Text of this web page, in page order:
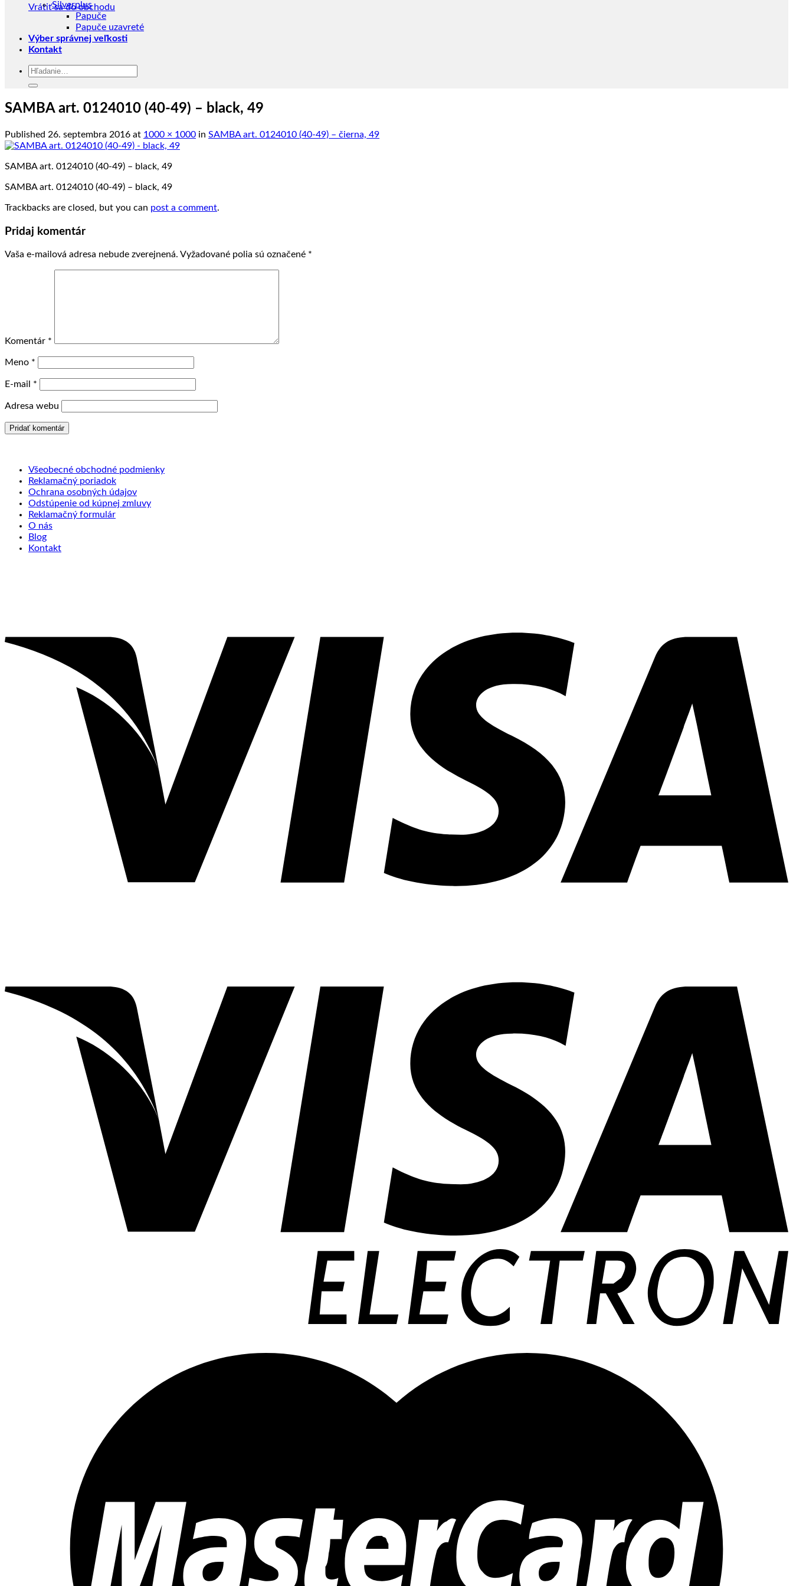
Vrátiť sa do obchodu
Silverplus
Papuče
Papuče uzavreté
Výber správnej veľkosti
Kontakt
Hľadať:
SAMBA art. 0124010 (40-49) – black, 49
Published 26. septembra 2016 at 1000 × 1000 in SAMBA art. 0124010 (40-49) – čierna, 49
SAMBA art. 0124010 (40-49) – black, 49
SAMBA art. 0124010 (40-49) – black, 49
Trackbacks are closed, but you can post a comment.
Pridaj komentár
Vaša e-mailová adresa nebude zverejnená. Vyžadované polia sú označené *
Komentár *
Meno *
E-mail *
Adresa webu
Všeobecné obchodné podmienky
Reklamačný poriadok
Ochrana osobných údajov
Odstúpenie od kúpnej zmluvy
Reklamačný formulár
O nás
Blog
Kontakt